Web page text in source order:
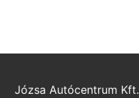
Józsa Autócentrum Kft.